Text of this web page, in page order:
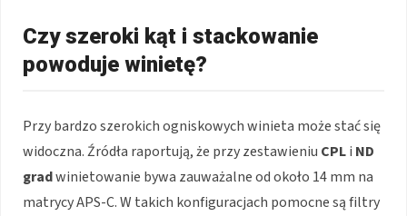
Czy szeroki kąt i stackowanie
powoduje winietę?
Przy bardzo szerokich ogniskowych winieta może stać się
widoczna. Źródła raportują, że przy zestawieniu CPLi ND
gradwinietowanie bywa zauważalne od około 14 mm na
matrycy APS-C. W takich konfiguracjach pomocne są filtry